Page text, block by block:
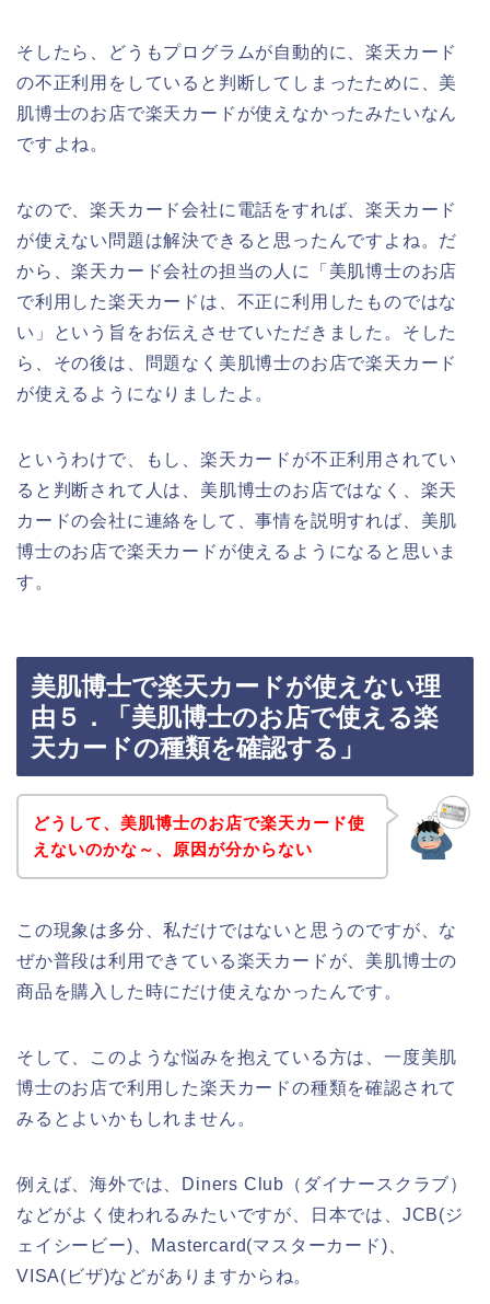
そしたら、どうもプログラムが自動的に、楽天カード
の不正利用をしていると判断してしまったために、美
肌博士のお店で楽天カードが使えなかったみたいなん
ですよね。
なので、楽天カード会社に電話をすれば、楽天カード
が使えない問題は解決できると思ったんですよね。だ
から、楽天カード会社の担当の人に「美肌博士のお店
で利用した楽天カードは、不正に利用したものではな
い」という旨をお伝えさせていただきました。そした
ら、その後は、問題なく美肌博士のお店で楽天カード
が使えるようになりましたよ。
というわけで、もし、楽天カードが不正利用されてい
ると判断されて人は、美肌博士のお店ではなく、楽天
カードの会社に連絡をして、事情を説明すれば、美肌
博士のお店で楽天カードが使えるようになると思いま
す。
美肌博士で楽天カードが使えない理
由５．「美肌博士のお店で使える楽
天カードの種類を確認する」
どうして、美肌博士のお店で楽天カード使
えないのかな～、原因が分からない
この現象は多分、私だけではないと思うのですが、な
ぜか普段は利用できている楽天カードが、美肌博士の
商品を購入した時にだけ使えなかったんです。
そして、このような悩みを抱えている方は、一度美肌
博士のお店で利用した楽天カードの種類を確認されて
みるとよいかもしれません。
例えば、海外では、Diners Club（ダイナースクラブ）
などがよく使われるみたいですが、日本では、JCB(ジ
ェイシービー)、Mastercard(マスターカード)、
VISA(ビザ)などがありますからね。